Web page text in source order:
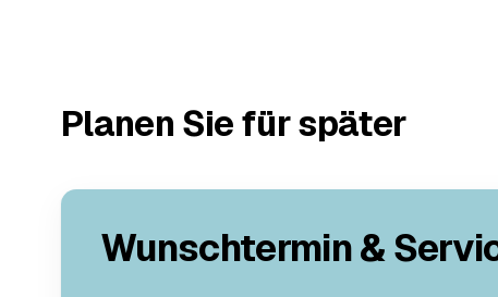
Planen Sie für später
Wunschtermin &